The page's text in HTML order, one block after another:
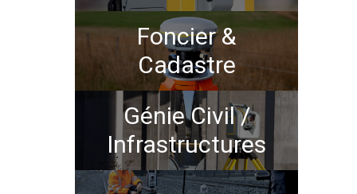
Foncier &
Cadastre
Génie Civil /
Infrastructures